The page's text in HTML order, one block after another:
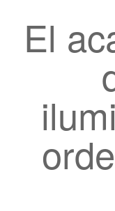
El